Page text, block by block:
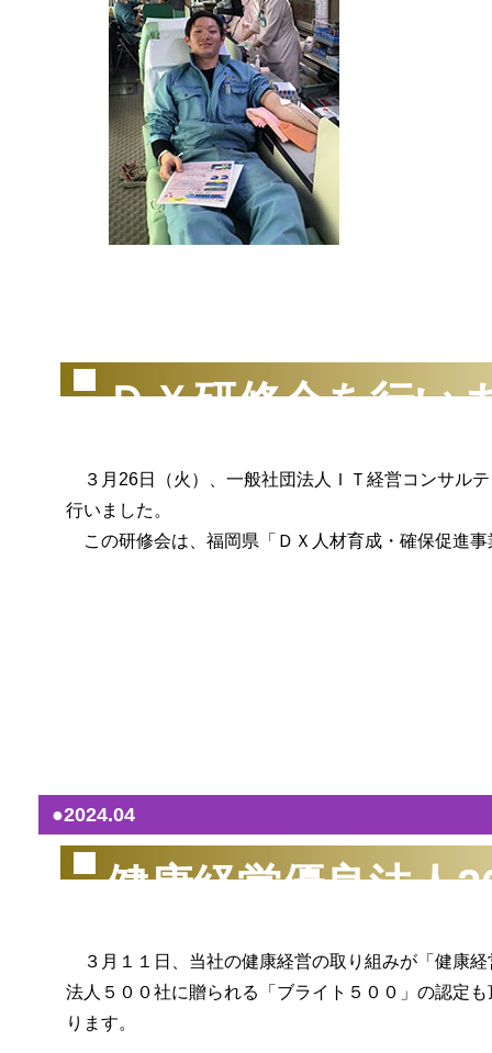
ＤＸ研修会を行い
３月26日（火）、一般社団法人ＩＴ経営コンサル
行いました。
この研修会は、福岡県「ＤＸ人材育成・確保促進
●2024.04
健康経営優良法人
３月１１日、当社の健康経営の取り組みが「健康
法人５００社に贈られる「ブライト５００」の認定
ります。